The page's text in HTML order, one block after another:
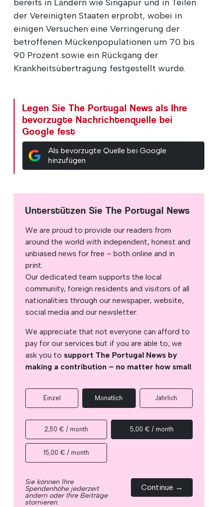
bereits in Ländern wie Singapur und in Teilen
der Vereinigten Staaten erprobt, wobei in
einigen Versuchen eine Verringerung der
betroffenen Mückenpopulationen um 70 bis
90 Prozent sowie ein Rückgang der
Krankheitsübertragung festgestellt wurde.
Legen Sie The Portugal News als Ihre
bevorzugte Nachrichtenquelle bei
Google fest
Als bevorzugte Quelle bei Google
hinzufügen
Unterstützen Sie The Portugal News
We are proud to provide our readers from
around the world with independent, honest and
unbiased news for free – both online and in
print.
Our dedicated team supports the local
community, foreign residents and visitors of all
nationalities through our newspaper, website,
social media and our newsletter.
We appreciate that not everyone can afford to
pay for our services but if you are able to, we
ask you to support The Portugal News by
making a contribution – no matter how small.
Einzel Monatlich Jährlich
2,50 € / month 5,00 € / month
15,00 € / month
Sie können Ihre
Spendenhöhe jederzeit
ändern oder Ihre Beiträge
stornieren.
Continue →